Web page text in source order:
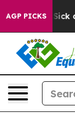
AGP PICKS
Are Sick and